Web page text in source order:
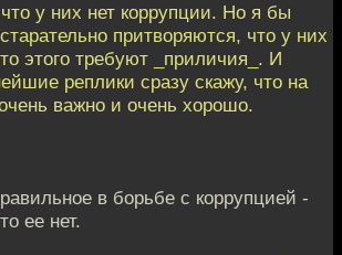
у них нет коррупции. Но я бы
притворяются, что у них
этого требуют _приличия_. И
реплики сразу скажу, что на
важно и очень хорошо.
в борьбе с коррупцией -
ее нет.